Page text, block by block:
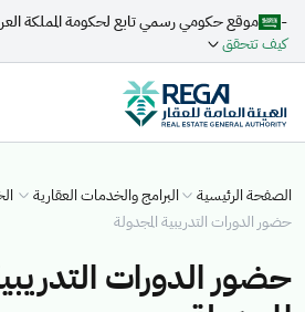
-
موقع حكومي رسمي تابع لحكومة المملكة
كيف تتحقق
الصفحة الرئيسية البرامج والخدمات العقارية
حضور الدورات التدريبية المجدولة
حضور الدورات